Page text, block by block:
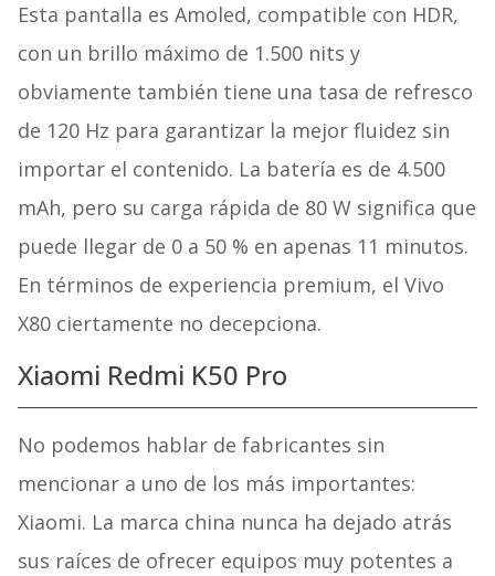
Esta pantalla es Amoled, compatible con HDR,
con un brillo máximo de 1.500 nits y
obviamente también tiene una tasa de refresco
de 120 Hz para garantizar la mejor fluidez sin
importar el contenido. La batería es de 4.500
mAh, pero su carga rápida de 80 W significa que
puede llegar de 0 a 50 % en apenas 11 minutos.
En términos de experiencia premium, el Vivo
X80 ciertamente no decepciona.
Xiaomi Redmi K50 Pro
No podemos hablar de fabricantes sin
mencionar a uno de los más importantes:
Xiaomi. La marca china nunca ha dejado atrás
sus raíces de ofrecer equipos muy potentes a